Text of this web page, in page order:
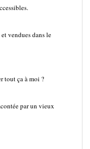
vendues dans le
tout ça à moi ?
par un vieux